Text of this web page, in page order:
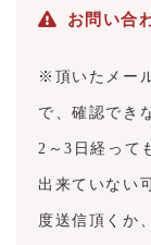
お問い合
※頂いたメー
で、確認でき
2～3日経って
出来ていない
度送信頂くか